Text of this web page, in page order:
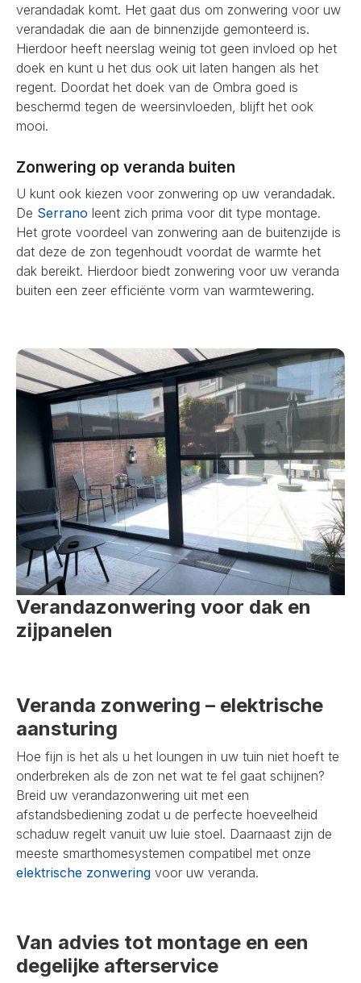
verandadak komt. Het gaat dus om zonwering voor uw
verandadak die aan de binnenzijde gemonteerd is.
Hierdoor heeft neerslag weinig tot geen invloed op het
doek en kunt u het dus ook uit laten hangen als het
regent. Doordat het doek van de Ombra goed is
beschermd tegen de weersinvloeden, blijft het ook
mooi.
Zonwering op veranda buiten
U kunt ook kiezen voor zonwering op uw verandadak.
De Serrano leent zich prima voor dit type montage.
Het grote voordeel van zonwering aan de buitenzijde is
dat deze de zon tegenhoudt voordat de warmte het
dak bereikt. Hierdoor biedt zonwering voor uw veranda
buiten een zeer efficiënte vorm van warmtewering.
Verandazonwering voor dak en
zijpanelen
Veranda zonwering – elektrische
aansturing
Hoe fijn is het als u het loungen in uw tuin niet hoeft te
onderbreken als de zon net wat te fel gaat schijnen?
Breid uw verandazonwering uit met een
afstandsbediening zodat u de perfecte hoeveelheid
schaduw regelt vanuit uw luie stoel. Daarnaast zijn de
meeste smarthomesystemen compatibel met onze
elektrische zonwering voor uw veranda.
Van advies tot montage en een
degelijke afterservice